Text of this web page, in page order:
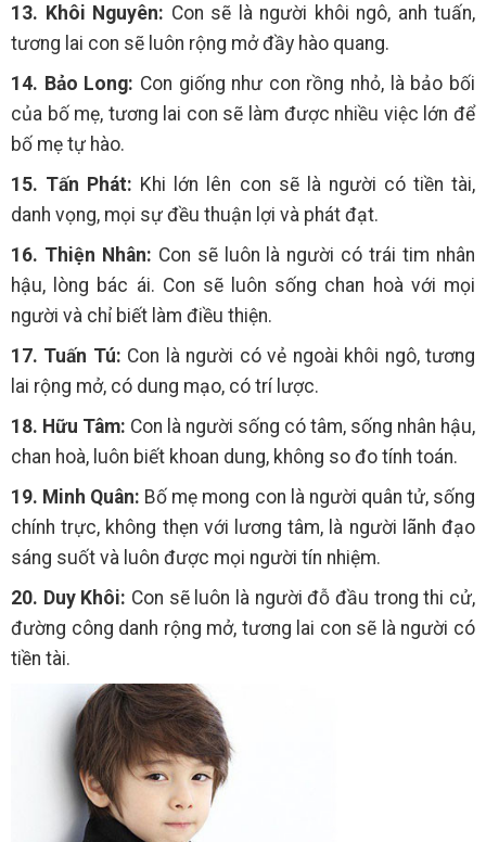
13. Khôi Nguyên: Con sẽ là người khôi ngô, anh tuấn,
tương lai con sẽ luôn rộng mở đầy hào quang.
14. Bảo Long: Con giống như con rồng nhỏ, là bảo bối
của bố mẹ, tương lai con sẽ làm được nhiều việc lớn để
bố mẹ tự hào.
15. Tấn Phát: Khi lớn lên con sẽ là người có tiền tài,
danh vọng, mọi sự đều thuận lợi và phát đạt.
16. Thiện Nhân: Con sẽ luôn là người có trái tim nhân
hậu, lòng bác ái. Con sẽ luôn sống chan hoà với mọi
người và chỉ biết làm điều thiện.
17. Tuấn Tú: Con là người có vẻ ngoài khôi ngô, tương
lai rộng mở, có dung mạo, có trí lược.
18. Hữu Tâm: Con là người sống có tâm, sống nhân hậu,
chan hoà, luôn biết khoan dung, không so đo tính toán.
19. Minh Quân: Bố mẹ mong con là người quân tử, sống
chính trực, không thẹn với lương tâm, là người lãnh đạo
sáng suốt và luôn được mọi người tín nhiệm.
20. Duy Khôi: Con sẽ luôn là người đỗ đầu trong thi cử,
đường công danh rộng mở, tương lai con sẽ là người có
tiền tài.